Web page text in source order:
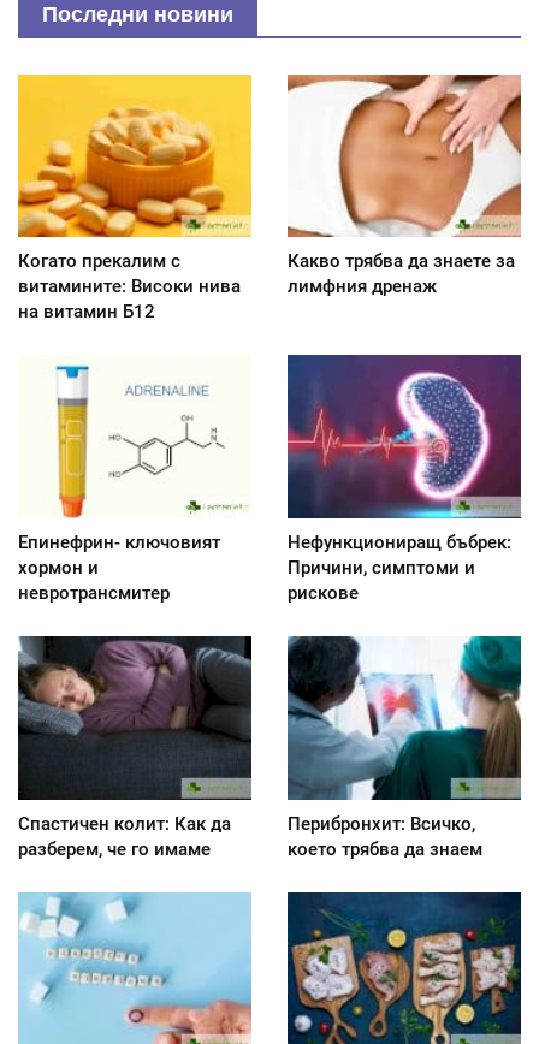
Последни новини
Когато прекалим с
витамините: Високи нива
на витамин Б12
Какво трябва да знаете за
лимфния дренаж
Епинефрин- ключовият
хормон и
невротрансмитер
Нефункциониращ бъбрек:
Причини, симптоми и
рискове
Спастичен колит: Как да
разберем, че го имаме
Перибронхит: Всичко,
което трябва да знаем